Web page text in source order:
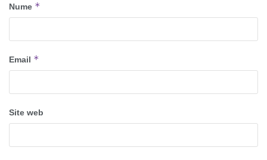
Nume *
Email *
Site web